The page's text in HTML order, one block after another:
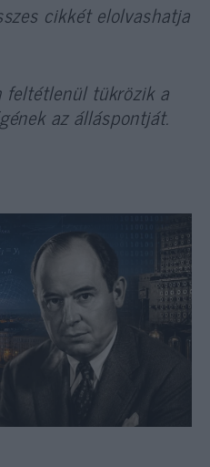
cikkét elolvashatja
feltétlenül tükrözik a
az álláspontját.